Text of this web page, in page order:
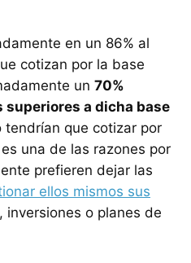
en un 86% al
cotizan por la base
un 70%
a dicha base
tendrían que cotizar por
una de las razones por
prefieren dejar las
ellos mismos sus
inversiones o planes de